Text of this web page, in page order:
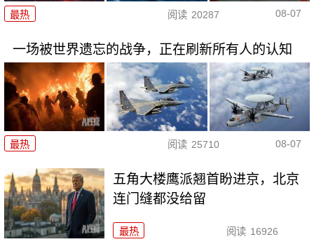
最热 阅读 20287 08-07
一场被世界遗忘的战争，正在刷新所有人的认知
最热 阅读 25710 08-07
五角大楼鹰派翘首盼进京，北京
连门缝都没给留
最热 阅读 16926